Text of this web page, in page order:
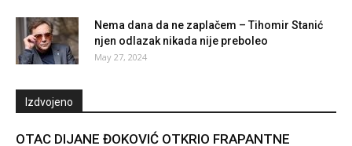
Nema dana da ne zaplačem – Tihomir Stanić
njen odlazak nikada nije preboleo
May 27, 2024
Izdvojeno
OTAC DIJANE ĐOKOVIĆ OTKRIO FRAPANTNE